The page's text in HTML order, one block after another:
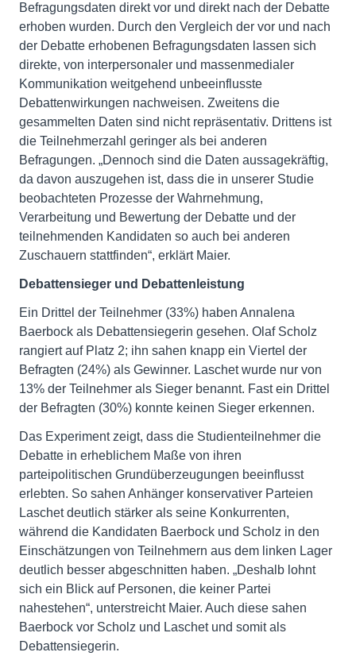
Befragungsdaten direkt vor und direkt nach der Debatte
erhoben wurden. Durch den Vergleich der vor und nach
der Debatte erhobenen Befragungsdaten lassen sich
direkte, von interpersonaler und massenmedialer
Kommunikation weitgehend unbeeinflusste
Debattenwirkungen nachweisen. Zweitens die
gesammelten Daten sind nicht repräsentativ. Drittens ist
die Teilnehmerzahl geringer als bei anderen
Befragungen. „Dennoch sind die Daten aussagekräftig,
da davon auszugehen ist, dass die in unserer Studie
beobachteten Prozesse der Wahrnehmung,
Verarbeitung und Bewertung der Debatte und der
teilnehmenden Kandidaten so auch bei anderen
Zuschauern stattfinden“, erklärt Maier.
Debattensieger und Debattenleistung
Ein Drittel der Teilnehmer (33%) haben Annalena
Baerbock als Debattensiegerin gesehen. Olaf Scholz
rangiert auf Platz 2; ihn sahen knapp ein Viertel der
Befragten (24%) als Gewinner. Laschet wurde nur von
13% der Teilnehmer als Sieger benannt. Fast ein Drittel
der Befragten (30%) konnte keinen Sieger erkennen.
Das Experiment zeigt, dass die Studienteilnehmer die
Debatte in erheblichem Maße von ihren
parteipolitischen Grundüberzeugungen beeinflusst
erlebten. So sahen Anhänger konservativer Parteien
Laschet deutlich stärker als seine Konkurrenten,
während die Kandidaten Baerbock und Scholz in den
Einschätzungen von Teilnehmern aus dem linken Lager
deutlich besser abgeschnitten haben. „Deshalb lohnt
sich ein Blick auf Personen, die keiner Partei
nahestehen“, unterstreicht Maier. Auch diese sahen
Baerbock vor Scholz und Laschet und somit als
Debattensiegerin.